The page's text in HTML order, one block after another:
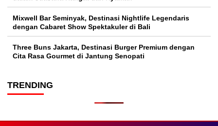
Mixwell Bar Seminyak, Destinasi Nightlife Legendaris
dengan Cabaret Show Spektakuler di Bali
Three Buns Jakarta, Destinasi Burger Premium dengan
Cita Rasa Gourmet di Jantung Senopati
TRENDING